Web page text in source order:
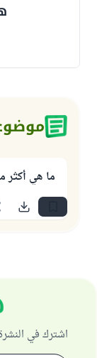
ما هي أكثر
اشترك في